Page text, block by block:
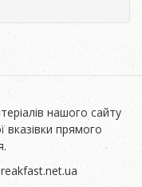
нашого сайту
прямого